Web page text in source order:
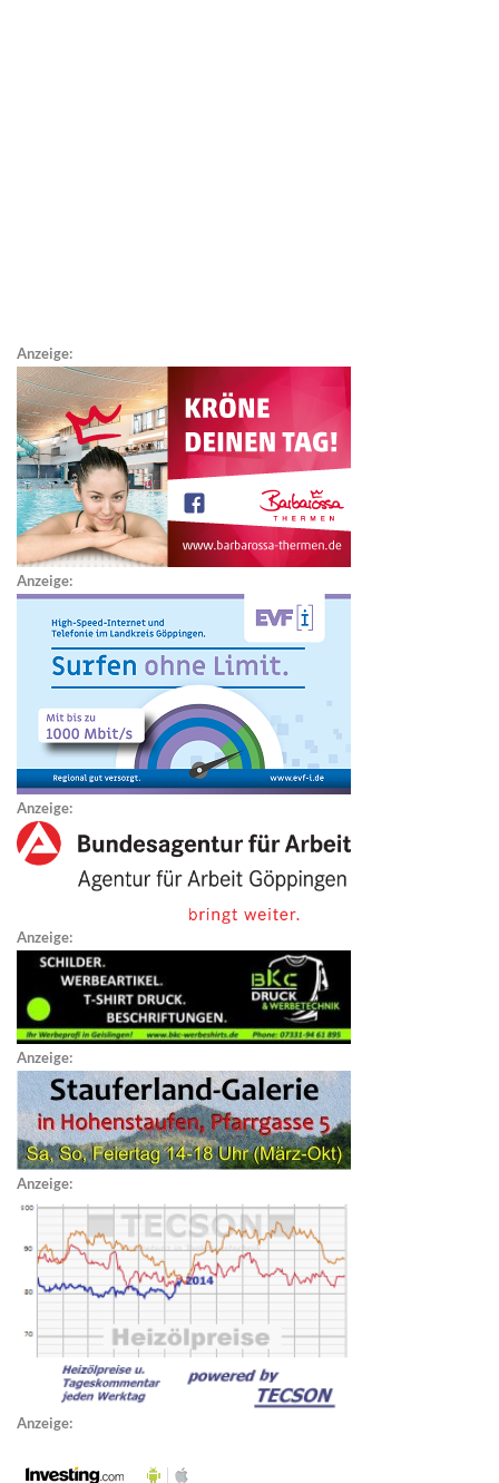
Anzeige:
Anzeige:
Anzeige:
Anzeige:
Anzeige:
Anzeige:
Anzeige: